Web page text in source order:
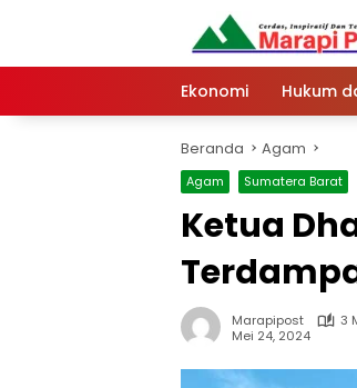
Ekonomi Hukum
Beranda Agam
Agam Sumatera Barat
Ketua
Marapipost
3
Mei 24, 2024